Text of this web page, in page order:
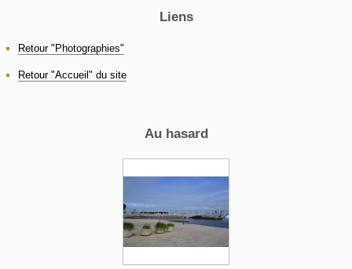
Liens
Retour "Photographies"
Retour "Accueil" du site
Au hasard